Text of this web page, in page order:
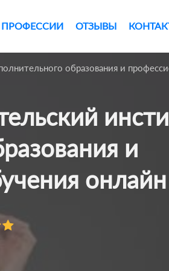
ПРОФЕССИИ ОТЗЫВЫ
образования и
и
онлайн